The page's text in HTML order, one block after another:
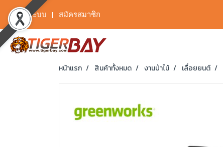
เข้าสู่ระบบ สมัครสมาชิก
หน้าแรก สินค้าทั้งหมด งานป่าไม้ เลื่อยยนต์